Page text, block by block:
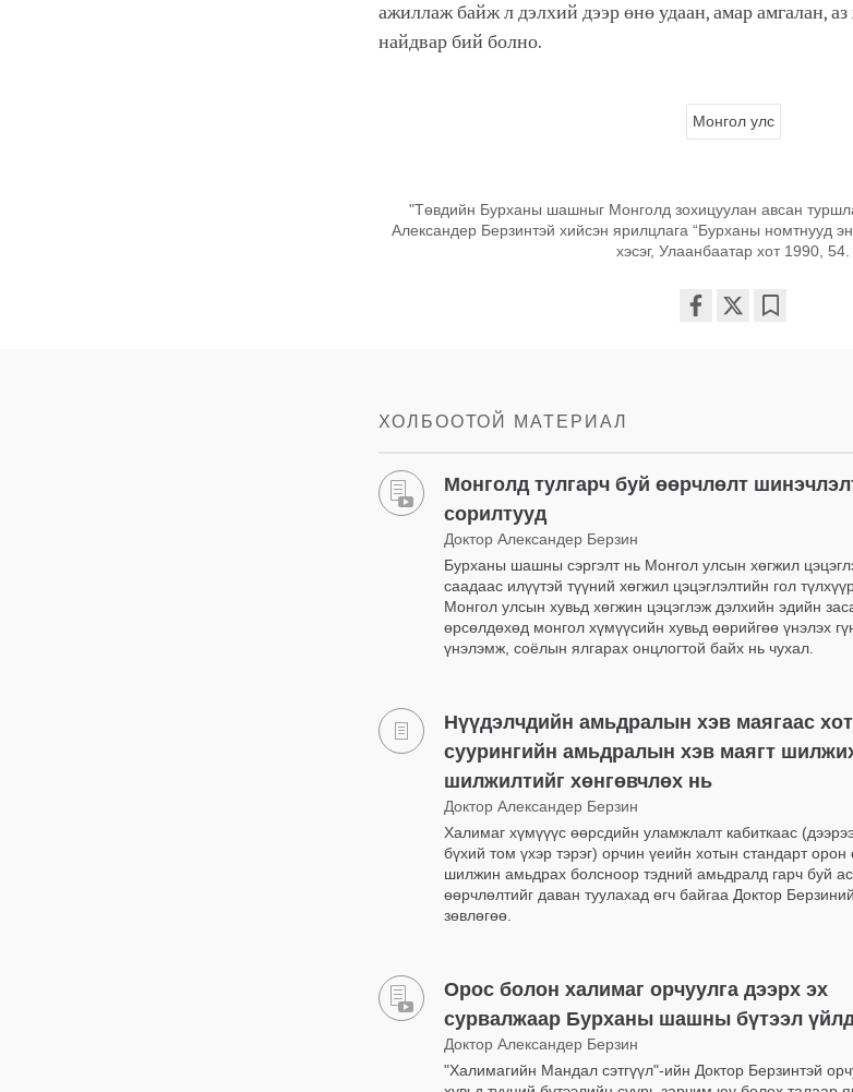
ажиллаж байж л дэлхий дээр өнө удаан, амар амгалан,
найдвар бий болно.
Монгол улс
"Төвдийн Бурханы шашныг Монголд зохицуулан авсан
Александер Берзинтэй хийсэн ярилцлага “Бурханы номтнууд
хэсэг, Улаанбаатар хот 1990, 54.
ХОЛБООТОЙ МАТЕРИАЛ
Монголд тулгарч буй өөрчлөлт
сорилтууд
Доктор Александер Берзин
Бурханы шашны сэргэлт нь Монгол улсын хөгжил
саадаас илүүтэй түүний хөгжил цэцэглэлтийн гол
Монгол улсын хувьд хөгжин цэцэглэж дэлхийн эдийн
өрсөлдөхөд монгол хүмүүсийн хувьд өөрийгөө үнэлэх
үнэлэмж, соёлын ялгарах онцлогтой байх нь чухал.
Нүүдэлчдийн амьдралын хэв маягаас хот
суурингийн амьдралын хэв маягт
шилжилтийг хөнгөвчлөх нь
Доктор Александер Берзин
Халимаг хүмүүүс өөрсдийн уламжлалт кабиткаас
бүхий том үхэр тэрэг) орчин үеийн хотын стандарт орон
шилжин амьдрах болсноор тэдний амьдралд гарч буй
өөрчлөлтийг даван туулахад өгч байгаа Доктор Берзиний
зөвлөгөө.
Орос болон халимаг орчуулга дээрх эх
сурвалжаар Бурханы шашны бүтээл
Доктор Александер Берзин
"Халимагийн Мандал сэтгүүл"-ийн Доктор Берзинтэй